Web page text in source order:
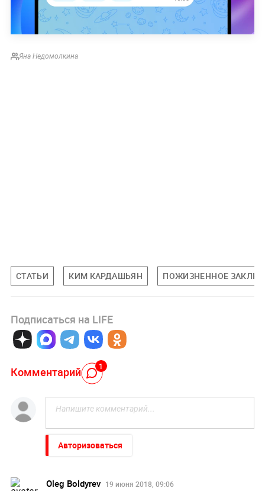
Яна Недомолкина
СТАТЬИ КИМ КАРДАШЬЯН ПОЖИЗНЕННОЕ
Подписаться на LIFE
Комментарий 1
Авторизоваться
Oleg Boldyrev 19 июня 2018, 09:06